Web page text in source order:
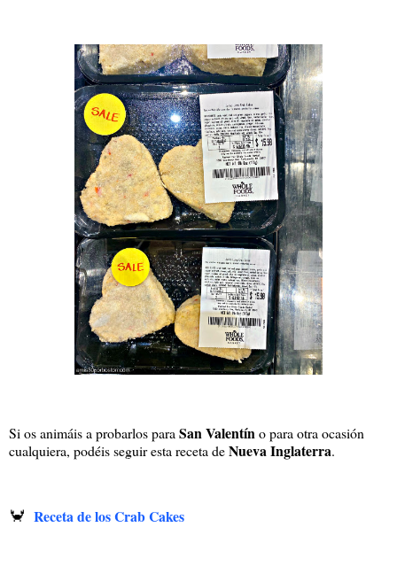
Si os animáis a probarlos para San Valentíno para otra ocasión
cualquiera, podéis seguir esta receta deNueva Inglaterra.
🦀 Receta de los Crab Cakes